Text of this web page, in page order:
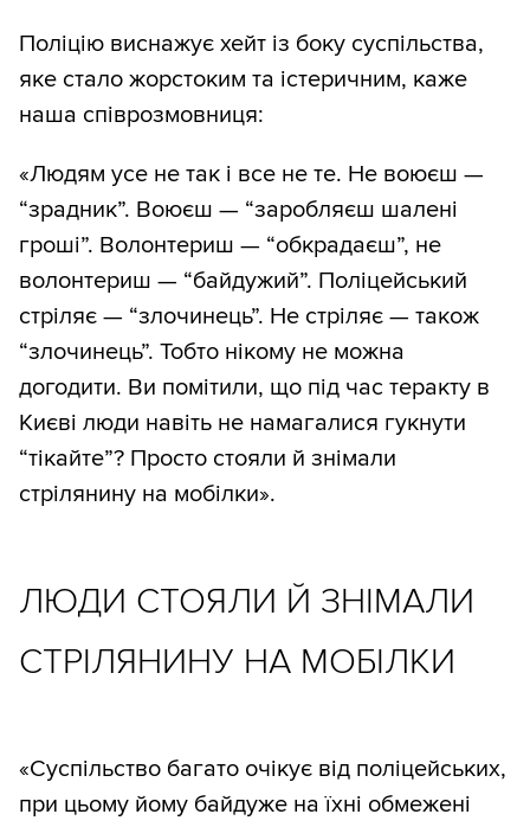
Поліцію виснажує хейт із боку суспільства,
яке стало жорстоким та істеричним, каже
наша співрозмовниця:
«Людям усе не так і все не те. Не воюєш —
“зрадник”. Воюєш — “заробляєш шалені
гроші”. Волонтериш — “обкрадаєш”, не
волонтериш — “байдужий”. Поліцейський
стріляє — “злочинець”. Не стріляє — також
“злочинець”. Тобто нікому не можна
догодити. Ви помітили, що під час теракту в
Києві люди навіть не намагалися гукнути
“тікайте”? Просто стояли й знімали
стрілянину на мобілки».
ЛЮДИ СТОЯЛИ Й ЗНІМАЛИ
СТРІЛЯНИНУ НА МОБІЛКИ
«Суспільство багато очікує від поліцейських,
при цьому йому байдуже на їхні обмежені